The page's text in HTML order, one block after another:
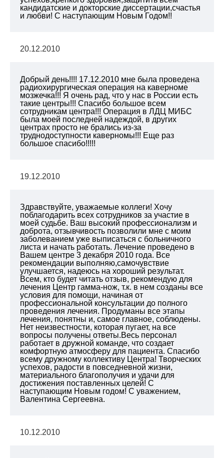
кандидатские и докторские диссертации,счастья
и любви! С наступающим Новым Годом!!
20.12.2010
Добрый день!!!! 17.12.2010 мне была проведена
радиохирургическая операция на каверноме
мозжечка!!! Я очень рад, что у нас в России есть
такие центры!!! Спасибо большое всем
сотрудникам центра!!! Операция в ЛДЦ МИБС
была моей последней надеждой, в других
центрах просто не брались из-за
труднодоступности каверномы!!! Еще раз
большое спасибо!!!!!
19.12.2010
Здравствуйте, уважаемые коллеги! Хочу
поблагодарить всех сотрудников за участие в
моей судьбе. Ваш высокий профессионализм и
доброта, отзывчивость позволили мне с моим
заболеванием уже выписаться с больничного
листа и начать работать. Лечение проведено в
Вашем центре 3 декабря 2010 года. Все
рекомендации выполняю,самочувствие
улучшается, надеюсь на хороший результат.
Всем, кто будет читать отзыв, рекомендую для
лечения Центр гамма-нож, т.к. в нем созданы все
условия для помощи, начиная от
профессиональной консультации до полного
проведения лечения. Продуманы все этапы
лечения, понятны и, самое главное, соблюдены.
Нет неизвестности, которая пугает, на все
вопросы получены ответы.Весь персонал
работает в дружной команде, что создает
комфортную атмосферу для пациента. Спасибо
всему дружному коллективу Центра! Творческих
успехов, радости в повседневной жизни,
материального благополучия и удачи для
достижения поставленных целей! С
наступающим Новым годом! С уважением,
Валентина Сергеевна.
10.12.2010